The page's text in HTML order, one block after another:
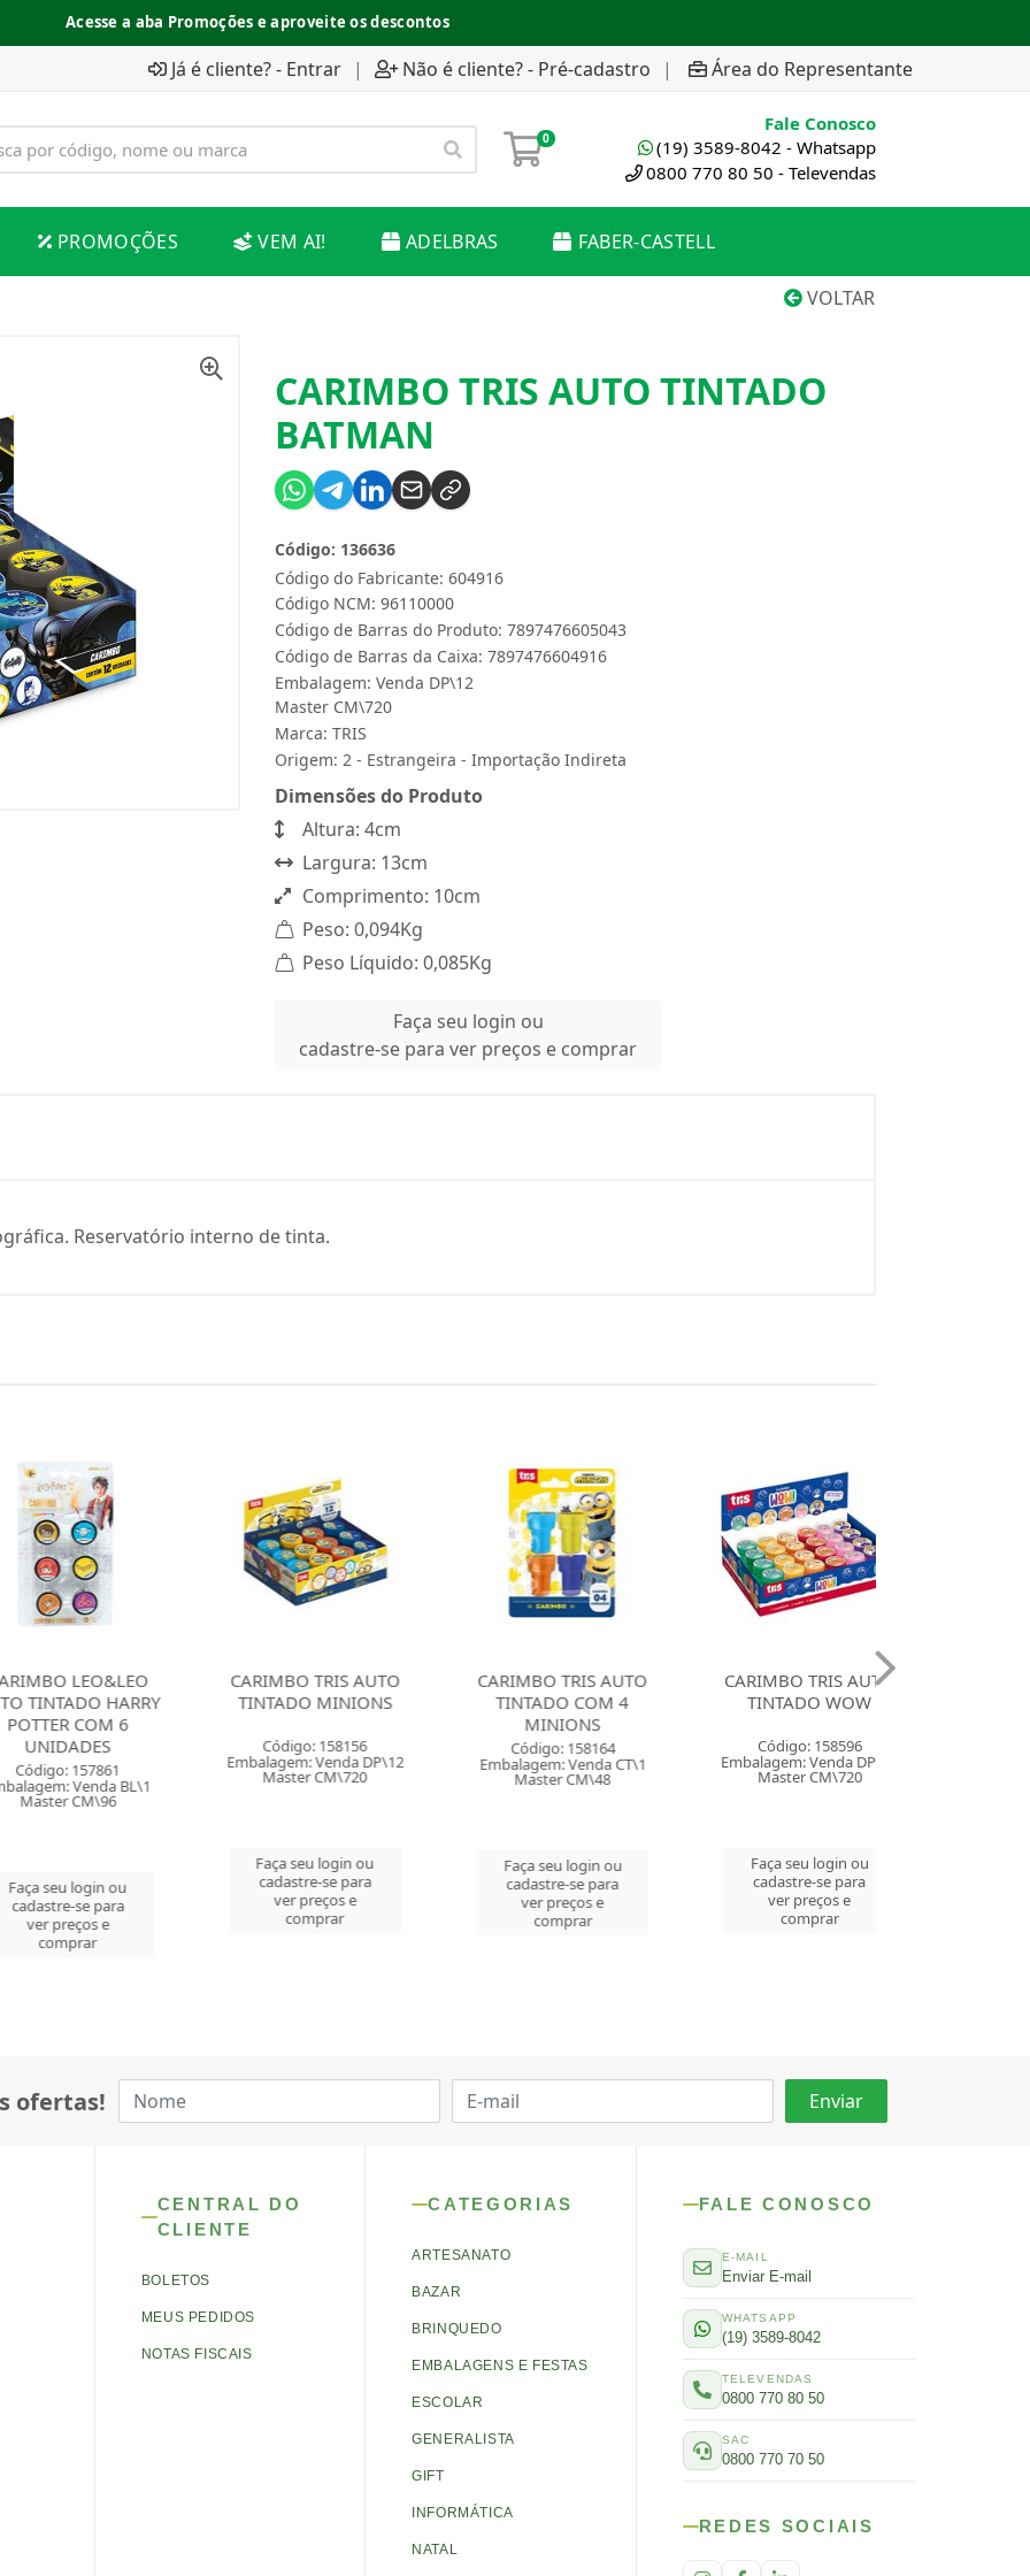
Acesse a aba Promoções e aproveite os descontos
Já é cliente? - Entrar | Não é cliente? - Pré-cadastro | Área do Representante
0
Fale Conosco
(19) 3589-8042 - Whatsapp
0800 770 80 50 - Televendas
PROMOÇÕES VEM AI! ADELBRAS FABER-CASTELL
VOLTAR
CARIMBO TRIS AUTO TINTADO
BATMAN
Código do Fabricante: 604916
Código: 136636
Código NCM: 96110000
Código de Barras do Produto: 7897476605043
Código de Barras da Caixa: 7897476604916
Embalagem: Venda DP\12
Master CM\720
Marca: TRIS
Origem: 2 - Estrangeira - Importação Indireta
Dimensões do Produto
Altura: 4cm
Largura: 13cm
Comprimento: 10cm
Peso: 0,094Kg
Peso Líquido: 0,085Kg
Faça seu login ou
cadastre-se para ver preços e comprar
Reservatório interno de tinta.
LEO&LEO
HARRY
COM 6
157861
Venda BL\1
CM\96
login ou
se para
e
CARIMBO TRIS AUTO
TINTADO MINIONS
Código: 158156
Embalagem: Venda DP\12
Master CM\720
Faça seu login ou
cadastre-se para
ver preços e
comprar
CARIMBO TRIS AUTO
TINTADO COM 4
MINIONS
Código: 158164
Embalagem: Venda CT\1
Master CM\48
Faça seu login ou
cadastre-se para
ver preços e
comprar
CARIMBO TRIS AUTO
TINTADO WOW
Código: 158596
Embalagem: Venda DP\24
Master CM\720
Faça seu login ou
cadastre-se para
ver preços e
comprar
ofertas!
CENTRAL DO
CLIENTE
BOLETOS
MEUS PEDIDOS
NOTAS FISCAIS
CATEGORIAS
ARTESANATO
BAZAR
BRINQUEDO
EMBALAGENS E FESTAS
ESCOLAR
GENERALISTA
GIFT
INFORMÁTICA
NATAL
FALE CONOSCO
E-MAIL
Enviar E-mail
WHATSAPP
(19) 3589-8042
TELEVENDAS
0800 770 80 50
SAC
0800 770 70 50
REDES SOCIAIS